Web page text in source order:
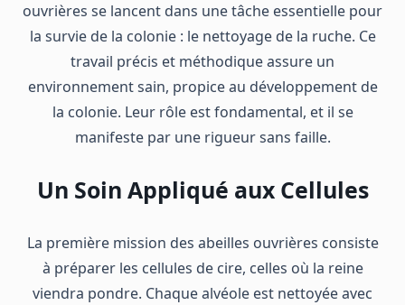
ouvrières se lancent dans une tâche essentielle pour
la survie de la colonie : le nettoyage de la ruche. Ce
travail précis et méthodique assure un
environnement sain, propice au développement de
la colonie. Leur rôle est fondamental, et il se
manifeste par une rigueur sans faille.
Un Soin Appliqué aux Cellules
La première mission des abeilles ouvrières consiste
à préparer les cellules de cire, celles où la reine
viendra pondre. Chaque alvéole est nettoyée avec